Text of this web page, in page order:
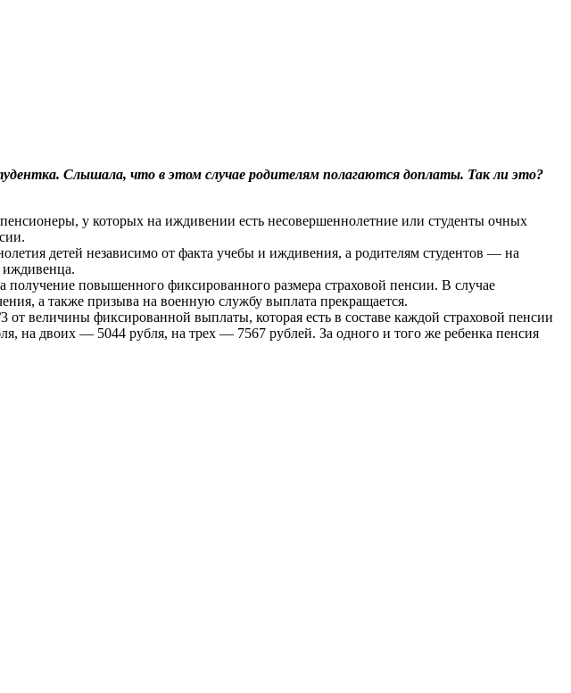
Слышала, что в этом случае родителям полагаются доплаты. Так ли это?
у которых на иждивении есть несовершеннолетние или студенты очных
детей независимо от факта учебы и иждивения, а родителям студентов — на
иждивенца.
получение повышенного фиксированного размера страховой пенсии. В случае
а также призыва на военную службу выплата прекращается.
от величины фиксированной выплаты, которая есть в составе каждой страховой пенсии
на двоих — 5044 рубля, на трех — 7567 рублей. За одного и того же ребенка пенсия